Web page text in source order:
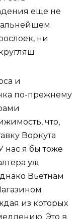
еще не
ни
и
по-прежнему
что,
Воркута
нас я бы тоже
уж
Вьетнам
из которых
Это в